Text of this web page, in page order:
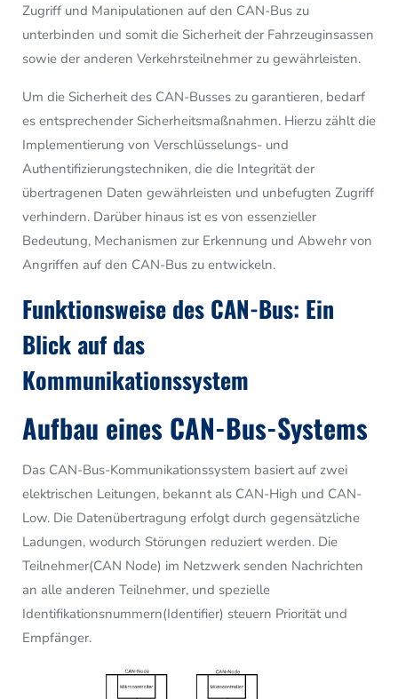
Zugriff und Manipulationen auf den CAN-Bus zu
unterbinden und somit die Sicherheit der Fahrzeuginsassen
sowie der anderen Verkehrsteilnehmer zu gewährleisten.
Um die Sicherheit des CAN-Busses zu garantieren, bedarf
es entsprechender Sicherheitsmaßnahmen. Hierzu zählt die
Implementierung von Verschlüsselungs- und
Authentifizierungstechniken, die die Integrität der
übertragenen Daten gewährleisten und unbefugten Zugriff
verhindern. Darüber hinaus ist es von essenzieller
Bedeutung, Mechanismen zur Erkennung und Abwehr von
Angriffen auf den CAN-Bus zu entwickeln.
Funktionsweise des CAN-Bus: Ein
Blick auf das
Kommunikationssystem
Aufbau eines CAN-Bus-Systems
Das CAN-Bus-Kommunikationssystem basiert auf zwei
elektrischen Leitungen, bekannt als CAN-High und CAN-
Low. Die Datenübertragung erfolgt durch gegensätzliche
Ladungen, wodurch Störungen reduziert werden. Die
Teilnehmer(CAN Node) im Netzwerk senden Nachrichten
an alle anderen Teilnehmer, und spezielle
Identifikationsnummern(Identifier) steuern Priorität und
Empfänger.